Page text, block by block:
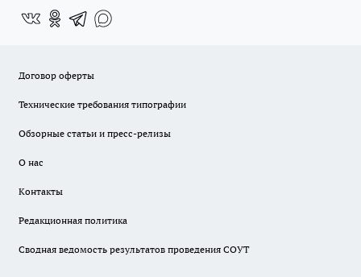
Договор оферты
Технические требования типографии
Обзорные статьи и пресс-релизы
О нас
Контакты
Редакционная политика
Сводная ведомость результатов проведения СОУТ